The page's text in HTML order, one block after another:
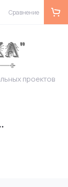
проектов
Сравнение